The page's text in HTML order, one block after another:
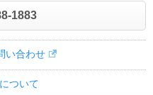
1883
い合わせ
ついて